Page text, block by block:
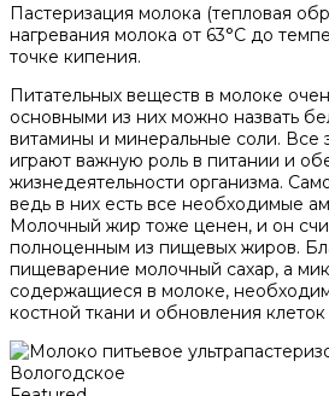
Пастеризация молока (тепловая
нагревания молока от 63°С до
точке кипения.
Питательных веществ в молоке
основными из них можно назвать
витамины и минеральные соли. Все
играют важную роль в питании и
жизнедеятельности организма.
ведь в них есть все необходимые
Молочный жир тоже ценен, и он
полноценным из пищевых жиров.
пищеварение молочный сахар, а
содержащиеся в молоке,
костной ткани и обновления клеток